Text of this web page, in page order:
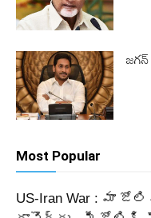
Most Popular
US-Iran War : మా